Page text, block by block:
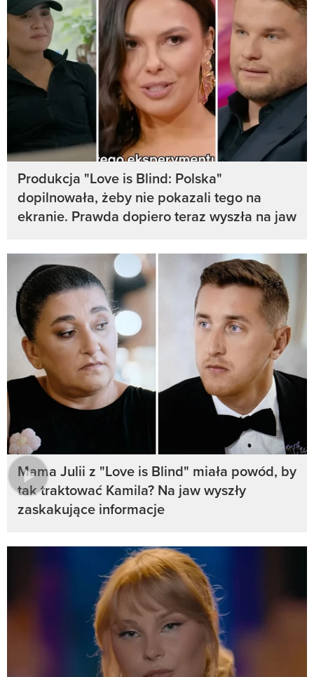
Produkcja "Love is Blind: Polska"
dopilnowała, żeby nie pokazali tego na
ekranie. Prawda dopiero teraz wyszła na jaw
Mama Julii z "Love is Blind" miała powód, by
tak traktować Kamila? Na jaw wyszły
zaskakujące informacje